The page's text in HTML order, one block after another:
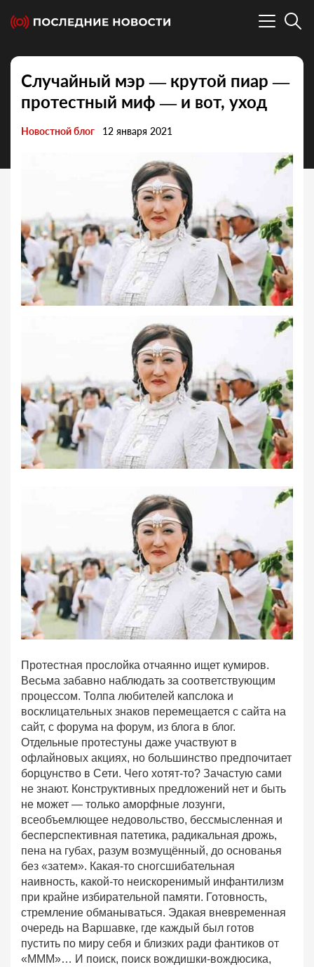
Случайный мэр — крутой пиар —
протестный миф — и вот, уход
Новостной блог 12 января 2021
Протестная прослойка отчаянно ищет кумиров.
Весьма забавно наблюдать за соответствующим
процессом. Толпа любителей капслока и
восклицательных знаков перемещается с сайта на
сайт, с форума на форум, из блога в блог.
Отдельные протестуны даже участвуют в
офлайновых акциях, но большинство предпочитает
борцунство в Сети. Чего хотят-то? Зачастую сами
не знают. Конструктивных предложений нет и быть
не может — только аморфные лозунги,
всеобъемлющее недовольство, бессмысленная и
бесперспективная патетика, радикальная дрожь,
пена на губах, разум возмущённый, до основанья
без «затем». Какая-то сногсшибательная
наивность, какой-то неискоренимый инфантилизм
при крайне избирательной памяти. Готовность,
стремление обманываться. Эдакая вневременная
очередь на Варшавке, где каждый был готов
пустить по миру себя и близких ради фантиков от
«МММ»… И поиск, поиск вождишки-вождюсика,